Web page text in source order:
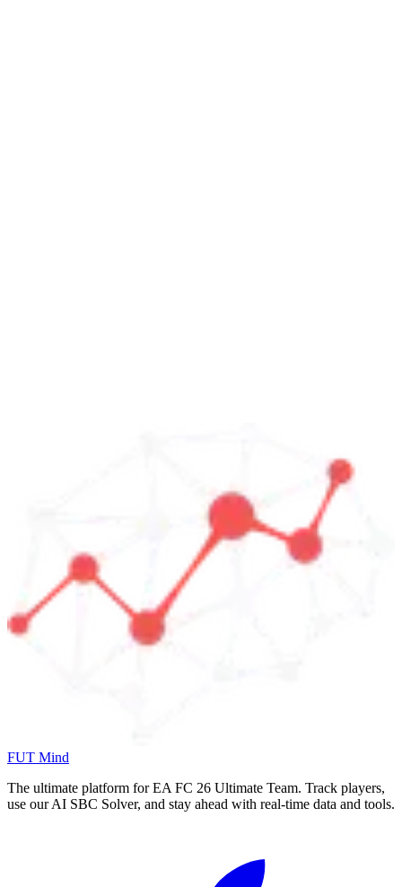
FUT Mind
The ultimate platform for EA FC 26 Ultimate Team. Track players,
use our AI SBC Solver, and stay ahead with real-time data and tools.